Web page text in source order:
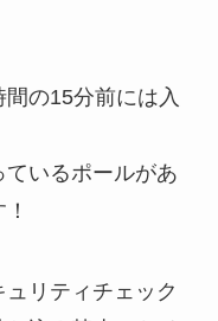
の15分前には入
いるポールがあ
リティチェック